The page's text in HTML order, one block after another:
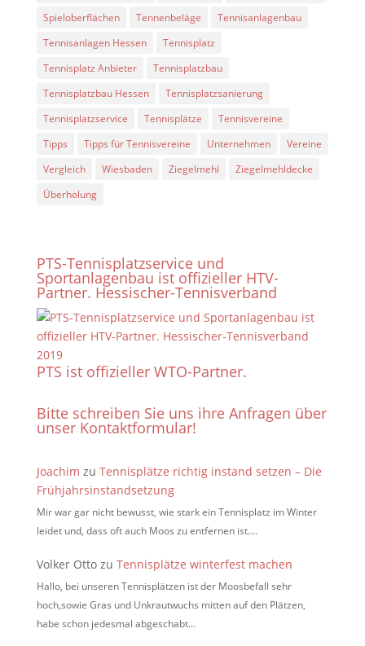
Spieloberflächen
Tennenbeläge
Tennisanlagenbau
Tennisanlagen Hessen
Tennisplatz
Tennisplatz Anbieter
Tennisplatzbau
Tennisplatzbau Hessen
Tennisplatzsanierung
Tennisplatzservice
Tennisplätze
Tennisvereine
Tipps
Tipps für Tennisvereine Unternehmen
Vereine
Vergleich
Wiesbaden Ziegelmehl
Ziegelmehldecke
Überholung
PTS-Tennisplatzservice und
Sportanlagenbau ist offizieller HTV-
Partner. Hessischer-Tennisverband
PTS ist offizieller WTO-Partner.
Bitte schreiben Sie uns ihre Anfragen über
unser Kontaktformular!
Joachim zu Tennisplätze richtig instand setzen – Die
Frühjahrsinstandsetzung
Mir war gar nicht bewusst, wie stark ein Tennisplatz im Winter
leidet und, dass oft auch Moos zu entfernen ist.…
Volker Ottozu Tennisplätze winterfest machen
Hallo, bei unseren Tennisplätzen ist der Moosbefall sehr
hoch,sowie Gras und Unkrautwuchs mitten auf den Plätzen,
habe schon jedesmal abgeschabt…